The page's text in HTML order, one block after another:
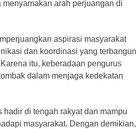
arah perjuangan di
aspirasi masyarakat
dan koordinasi yang terbangun
itu, keberadaan pengurus
dalam menjaga kedekatan
hadir di tengah rakyat dan mampu
masyarakat. Dengan demikian,